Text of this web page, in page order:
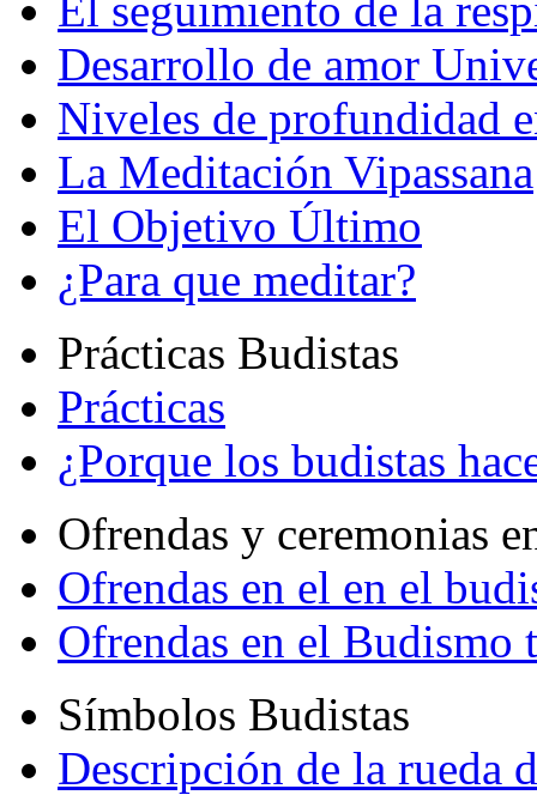
Desarrollo de amor
Niveles de profundidad
La Meditación Vipassana
El Objetivo Último
¿Para que meditar?
Prácticas Budistas
Prácticas
¿Porque los budistas
Ofrendas y ceremonias
Ofrendas en el en el
Ofrendas en el Budismo
Símbolos Budistas
Descripción de la rueda